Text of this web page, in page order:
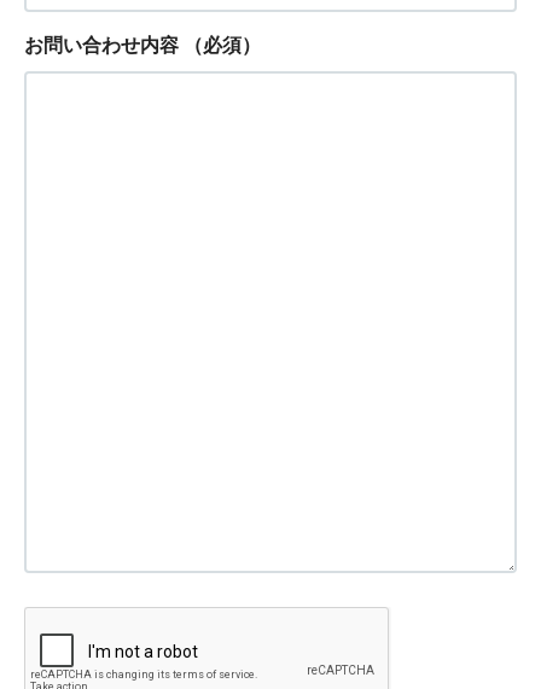
お問い合わせ内容 （必須）